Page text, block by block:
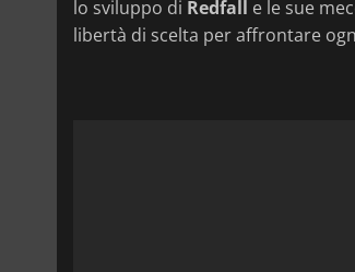
lo sviluppo di Redfall e le sue
libertà di scelta per affrontare